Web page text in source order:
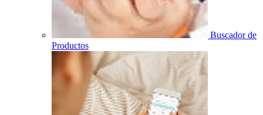
Buscador de
Productos